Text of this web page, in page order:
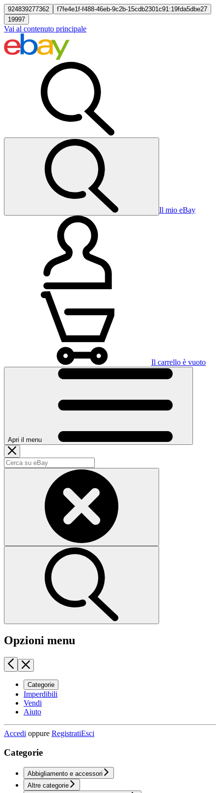
924839277362
f7fe4e1f-f488-46eb-9c2b-15cdb2301c91:19fda5dbe27
19997
Vai al contenuto principale
Il mio eBay
Il carrello è vuoto
Apri il menu
Opzioni menu
Categorie
Imperdibili
Vendi
Aiuto
Accedi oppure RegistratiEsci
Categorie
Abbigliamento e accessori
Altre categorie